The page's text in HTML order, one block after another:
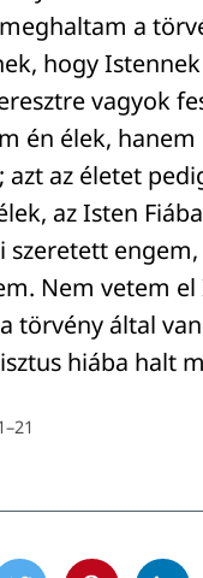
a
hogy
vagyok
én élek, hanem
azt az életet
az Isten
szeretett
Nem vetem
törvény által
hiába halt